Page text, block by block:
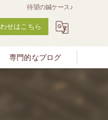
待望の鍼ケース♪
せはこちら
専門的なブログ